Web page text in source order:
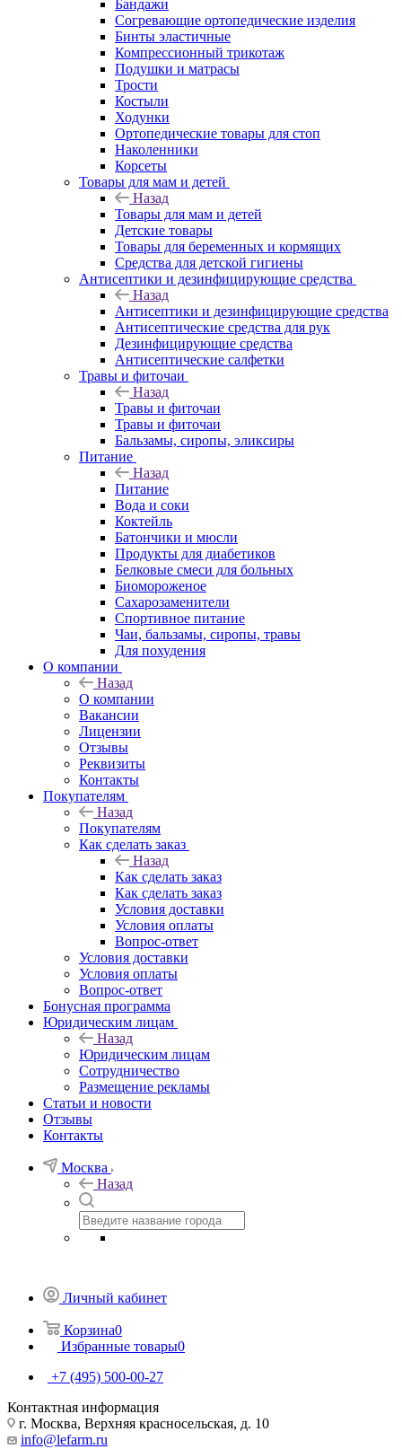
Бандажи
Согревающие ортопедические изделия
Бинты эластичные
Компрессионный трикотаж
Подушки и матрасы
Трости
Костыли
Ходунки
Ортопедические товары для стоп
Наколенники
Корсеты
Товары для мам и детей
Назад
Товары для мам и детей
Детские товары
Товары для беременных и кормящих
Средства для детской гигиены
Антисептики и дезинфицирующие средства
Назад
Антисептики и дезинфицирующие средства
Антисептические средства для рук
Дезинфицирующие средства
Антисептические салфетки
Травы и фиточаи
Назад
Травы и фиточаи
Травы и фиточаи
Бальзамы, сиропы, эликсиры
Питание
Назад
Питание
Вода и соки
Коктейль
Батончики и мюсли
Продукты для диабетиков
Белковые смеси для больных
Биомороженое
Сахарозаменители
Спортивное питание
Чаи, бальзамы, сиропы, травы
Для похудения
О компании
Назад
О компании
Вакансии
Лицензии
Отзывы
Реквизиты
Контакты
Покупателям
Назад
Покупателям
Как сделать заказ
Назад
Как сделать заказ
Как сделать заказ
Условия доставки
Условия оплаты
Вопрос-ответ
Условия доставки
Условия оплаты
Вопрос-ответ
Бонусная программа
Юридическим лицам
Назад
Юридическим лицам
Сотрудничество
Размещение рекламы
Статьи и новости
Отзывы
Контакты
Москва
Назад
Личный кабинет
Корзина0
Избранные товары0
+7 (495) 500-00-27
Контактная информация
г. Москва, Верхняя красносельская, д. 10
info@lefarm.ru